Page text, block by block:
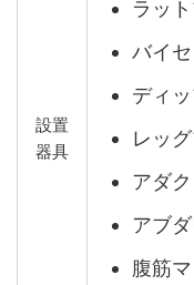
設置
器具
ラッ
バイ
ディ
レッ
アダ
アブ
腹筋